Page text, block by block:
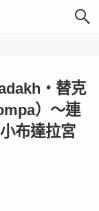
替克
）～連
布達拉宮